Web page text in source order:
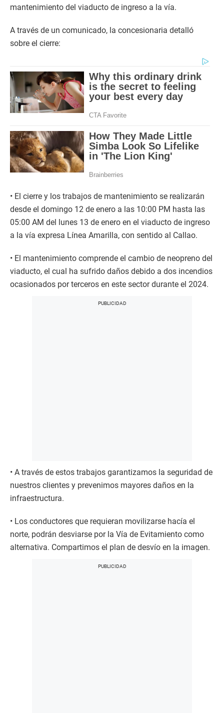
mantenimiento del viaducto de ingreso a la vía.
A través de un comunicado, la concesionaria detalló
sobre el cierre:
• El cierre y los trabajos de mantenimiento se realizarán
desde el domingo 12 de enero a las 10:00 PM hasta las
05:00 AM del lunes 13 de enero en el viaducto de ingreso
a la vía expresa Línea Amarilla, con sentido al Callao.
• El mantenimiento comprende el cambio de neopreno del
viaducto, el cual ha sufrido daños debido a dos incendios
ocasionados por terceros en este sector durante el 2024.
• A través de estos trabajos garantizamos la seguridad de
nuestros clientes y prevenimos mayores daños en la
infraestructura.
• Los conductores que requieran movilizarse hacía el
norte, podrán desviarse por la Vía de Evitamiento como
alternativa. Compartimos el plan de desvío en la imagen.